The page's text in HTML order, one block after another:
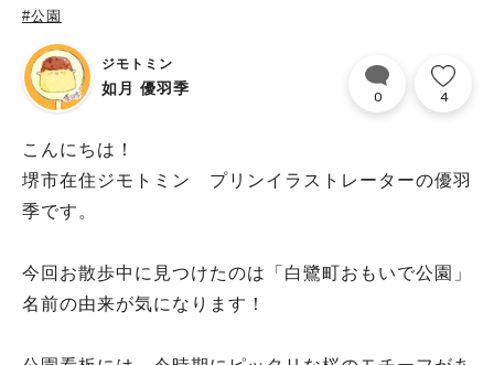
#公園
ジモトミン
如月 優羽季 0 4
こんにちは！
堺市在住ジモトミン プリンイラストレーターの優羽
季です。
今回お散歩中に見つけたのは「白鷺町おもいで公園」
名前の由来が気になります！